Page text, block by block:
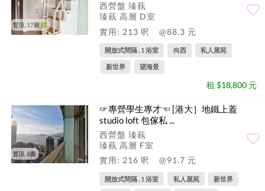
置頂, 17圖
西營盤 瑧蓺
瑧蓺 高層 D室
實用: 213 呎
@88.3 元
開放式間隔 , 1 浴室 向西 私人屋苑
新世界 望海景
租 $18,800 元
置頂, 8圖
☞專營學生專才☜ [港大］地鐵上蓋
studio loft 包傢私 ...
西營盤 瑧蓺
瑧蓺 高層 F室
實用: 216 呎
@91.7 元
開放式間隔 , 1 浴室 私人屋苑 新世界